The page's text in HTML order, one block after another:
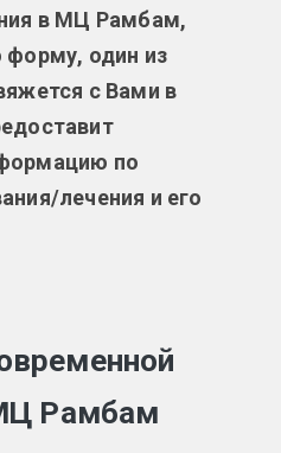
в МЦ Рамбам,
форму, один из
с Вами в
по
лечения и его
Рамбам